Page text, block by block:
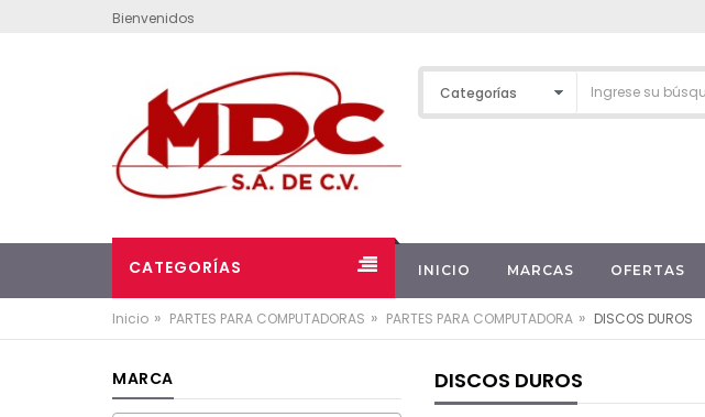
Bienvenidos
CATEGORÍAS INICIO MARCAS OFERTAS
Inicio » PARTES PARA COMPUTADORAS » PARTES PARA COMPUTADORA » DISCOS DUROS
DISCOS DUROS
MARCA